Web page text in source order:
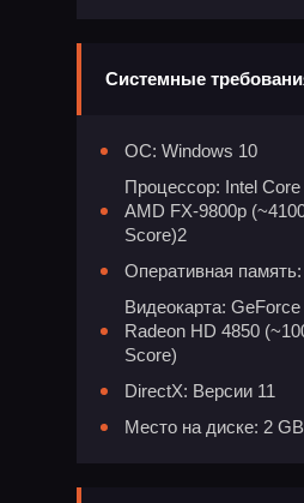
Системные
ОС: Windows 10
Процессор: Intel
AMD FX-9800p
Score)2
Оперативная
Видеокарта:
Radeon HD 4850
Score)
DirectX: Версии 11
Место на диске: 2 GB